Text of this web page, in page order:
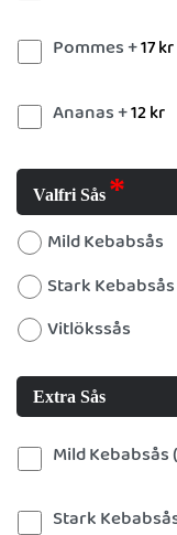
Pommes +17kr
Ananas +12kr
Valfri Sås
Mild Kebabsås
Stark Kebabsås
Vitlökssås
Extra Sås
Mild Kebabsås
Stark